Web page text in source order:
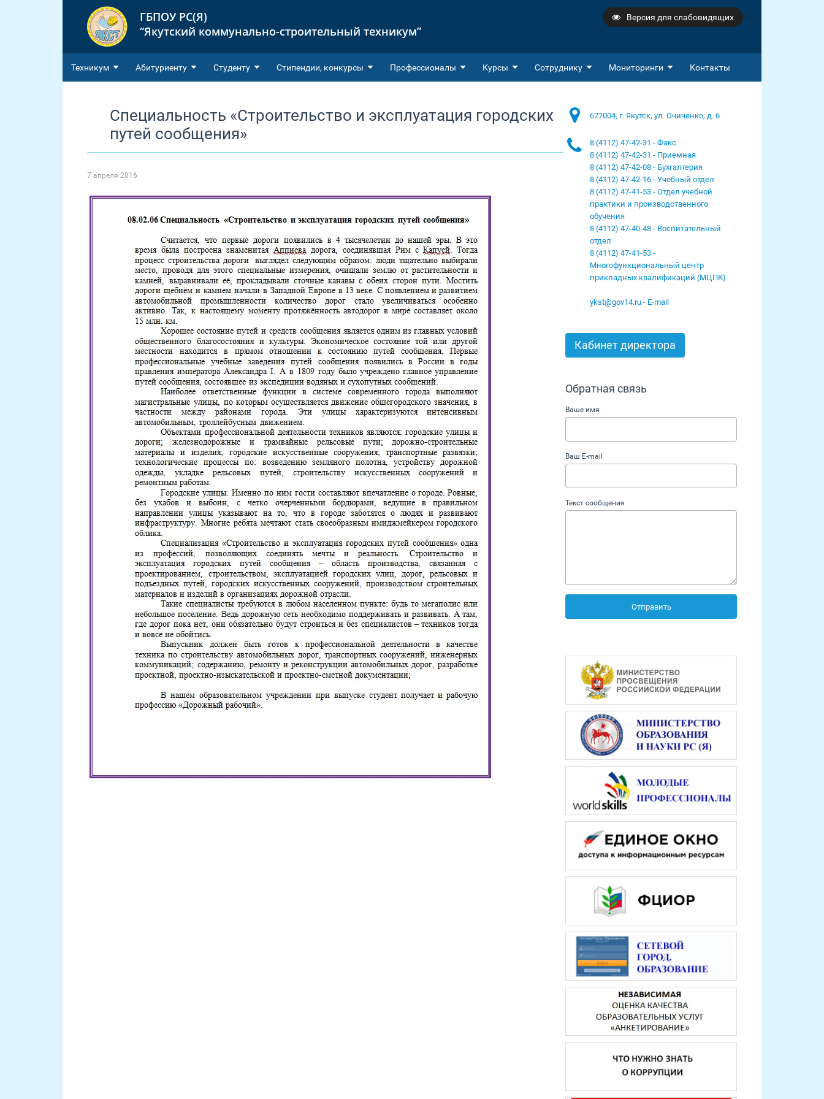
ГБПОУ РС(Я)
“Якутский коммунально-строительный техникум”
Версия для слабовидящих
Техникум Абитуриенту Студенту Cтипендии, конкурсы Профессионалы Курсы Сотруднику Мониторинги Контакты
Специальность «Строительство и эксплуатация городских
путей сообщения»
7 апреля 2016
677004, г. Якутск, ул. Очиченко, д. 6
8 (4112) 47-42-31 - Факс
8 (4112) 47-42-31 - Приемная
8 (4112) 47-42-08 - Бухгалтерия
8 (4112) 47-42-16 - Учебный отдел
8 (4112) 47-41-53 - Отдел учебной
практики и производственного
обучения
8 (4112) 47-40-48 - Воспитательный
отдел
8 (4112) 47-41-53 -
Многофункциональный центр
прикладных квалификаций (МЦПК)
ykst@gov14.ru - E-mail
Кабинет директора
Обратная связь
Ваше имя
Ваш E-mail
Текст сообщения